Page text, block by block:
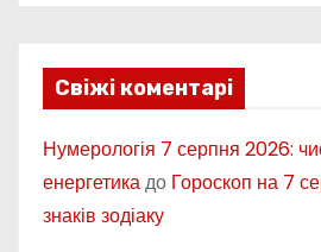
Свіжі коментарі
Нумерологія 7 серпня 2026:
енергетикадо Гороскоп на 7
знаків зодіаку